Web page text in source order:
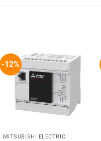
-12%
MITSUBISHI ELECTRIC